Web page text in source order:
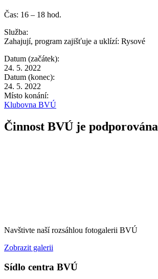
Čas: 16 – 18 hod.
Služba:
Zahajují, program zajišťuje a uklízí: Rysové
Datum (začátek):
24. 5. 2022
Datum (konec):
24. 5. 2022
Místo konání:
Klubovna BVÚ
Činnost BVÚ je podporována
Navštivte naší rozsáhlou fotogalerii BVÚ
Zobrazit galerii
Sídlo centra BVÚ